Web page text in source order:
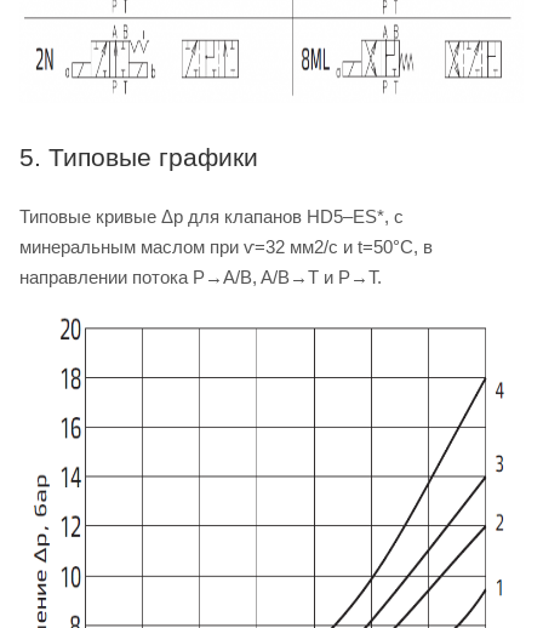
5. Типовые графики
Типовые кривые Δp для клапанов HD5–ES*, с
минеральным маслом при ѵ=32 мм2/с и t=50°C, в
направлении потока P→A/B, A/B→T и P→T.